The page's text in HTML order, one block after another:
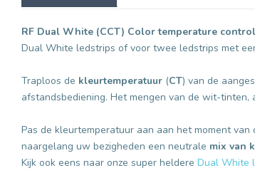
RF Dual White (CCT) Color temperature
Dual White ledstrips of voor twee ledstrips met
Traploos de kleurtemperatuur (CT) van de
afstandsbediening. Het mengen van de wit-
Pas de kleurtemperatuur aan aan het moment
naargelang uw bezigheden een neutrale mix van
Kijk ook eens naar onze super heldere Dual White